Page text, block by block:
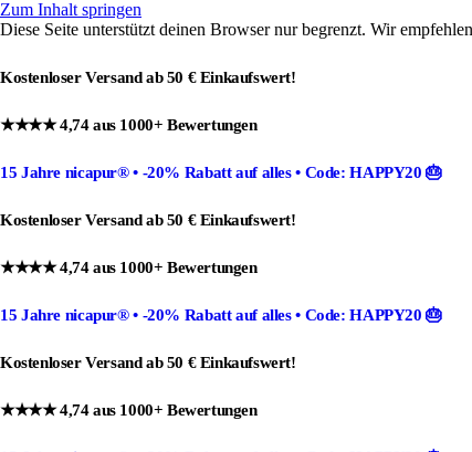
Zum Inhalt springen
Diese Seite unterstützt deinen Browser nur begrenzt. Wir
Kostenloser Versand ab 50 € Einkaufswert!
★★★★ 4,74 aus 1000+ Bewertungen
15 Jahre nicapur®• -20% Rabattauf alles • Code: HAPPY20🎂
Kostenloser Versand ab 50 € Einkaufswert!
★★★★ 4,74 aus 1000+ Bewertungen
15 Jahre nicapur®• -20% Rabattauf alles • Code: HAPPY20🎂
Kostenloser Versand ab 50 € Einkaufswert!
★★★★ 4,74 aus 1000+ Bewertungen